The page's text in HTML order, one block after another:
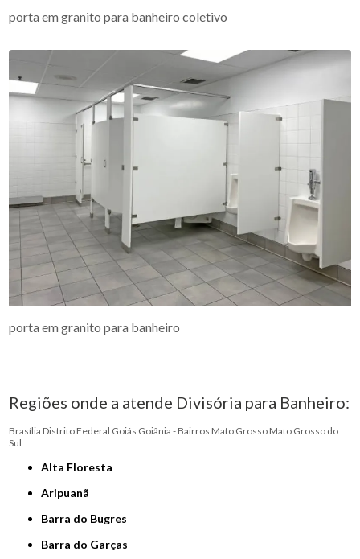
porta em granito para banheiro coletivo
porta em granito para banheiro
Regiões onde a atende Divisória para Banheiro:
Brasília Distrito Federal Goiás Goiânia - Bairros Mato Grosso Mato Grosso do
Sul
Alta Floresta
Aripuanã
Barra do Bugres
Barra do Garças